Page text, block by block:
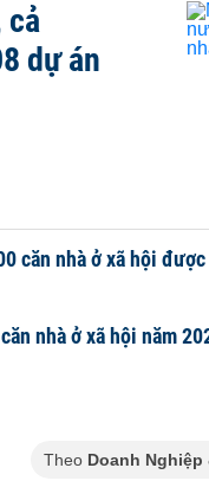
cả
dự án
căn nhà ở xã hội
nhà ở xã hội năm
Theo Doanh Nghiệp